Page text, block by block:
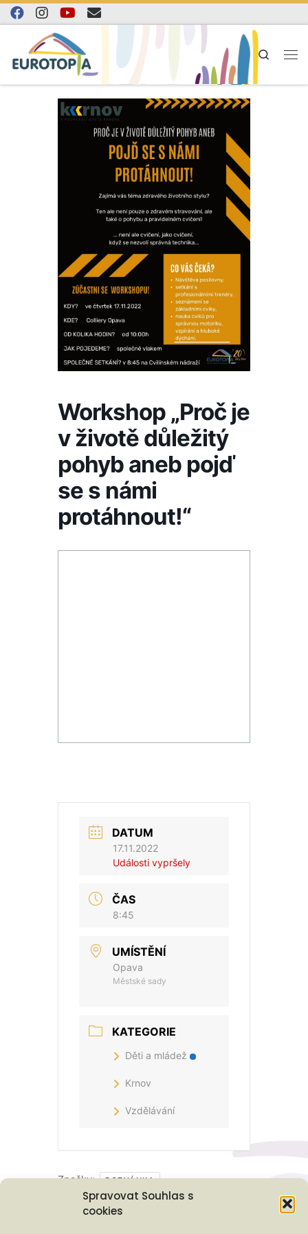
Spravovat Souhlas s
cookies
Skip to content
Search
Workshop „Proč je
v životě důležitý
pohyb aneb pojď
se s námi
protáhnout!“
DATUM
17.11.2022
Události vypršely
ČAS
8:45
UMÍSTĚNÍ
Opava
Městské sady
KATEGORIE
Děti a mládež
Krnov
Vzdělávání
Značky: POZVÁNKA